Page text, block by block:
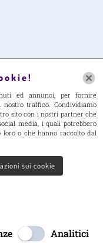
Marketing Milano
la Coccinella |
ed annunci, per fornire
traffico. Condividiamo
sito con i nostri partner che
media, i quali potrebbero
o che hanno raccolto dal
sui cookie
Analitici